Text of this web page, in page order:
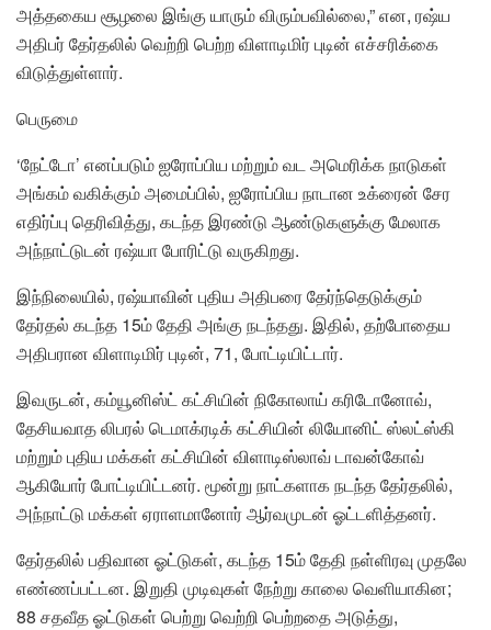
அத்தகைய சூழலை இங்கு யாரும் விரும்பவில்லை,” என, ரஷ்ய
அதிபர் தேர்தலில் வெற்றி பெற்ற விளாடிமிர் புடின் எச்சரிக்கை
விடுத்துள்ளார்.
பெருமை
‘நேட்டோ’ எனப்படும் ஐரோப்பிய மற்றும் வட அமெரிக்க நாடுகள்
அங்கம் வகிக்கும் அமைப்பில், ஐரோப்பிய நாடான உக்ரைன் சேர
எதிர்ப்பு தெரிவித்து, கடந்த இரண்டு ஆண்டுகளுக்கு மேலாக
அந்நாட்டுடன் ரஷ்யா போரிட்டு வருகிறது.
இந்நிலையில், ரஷ்யாவின் புதிய அதிபரை தேர்ந்தெடுக்கும்
தேர்தல் கடந்த 15ம் தேதி அங்கு நடந்தது. இதில், தற்போதைய
அதிபரான விளாடிமிர் புடின், 71, போட்டியிட்டார்.
இவருடன், கம்யூனிஸ்ட் கட்சியின் நிகோலாய் கரிடோனோவ்,
தேசியவாத லிபரல் டெமாக்ரடிக் கட்சியின் லியோனிட் ஸ்லட்ஸ்கி
மற்றும் புதிய மக்கள் கட்சியின் விளாடிஸ்லாவ் டாவன்கோவ்
ஆகியோர் போட்டியிட்டனர். மூன்று நாட்களாக நடந்த தேர்தலில்,
அந்நாட்டு மக்கள் ஏராளமானோர் ஆர்வமுடன் ஓட்டளித்தனர்.
தேர்தலில் பதிவான ஓட்டுகள், கடந்த 15ம் தேதி நள்ளிரவு முதலே
எண்ணப்பட்டன. இறுதி முடிவுகள் நேற்று காலை வெளியாகின;
88 சதவீத ஓட்டுகள் பெற்று வெற்றி பெற்றதை அடுத்து,